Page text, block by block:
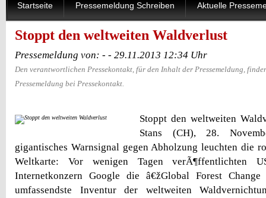
Startseite Pressemeldung Schreiben Aktuelle
Stoppt den weltweiten Waldverlust
Pressemeldung von: - - 29.11.2013 12:34 Uhr
Den verantwortlichen Pressekontakt, für den Inhalt der Pressemeldung,
Pressemeldung bei Pressekontakt.
Stoppt den weltweiten
Stans (CH), 28.
gigantisches Warnsignal gegen Abholzung leuchten die
Weltkarte: Vor wenigen Tagen verÃ¶ffentlichten
Internetkonzern Google die â€žGlobal Forest
umfassendste Inventur der weltweiten